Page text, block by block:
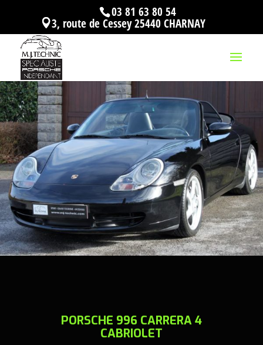
03 81 63 80 54
3, route de Cessey 25440 CHARNAY
PORSCHE 996 CARRERA 4
CABRIOLET